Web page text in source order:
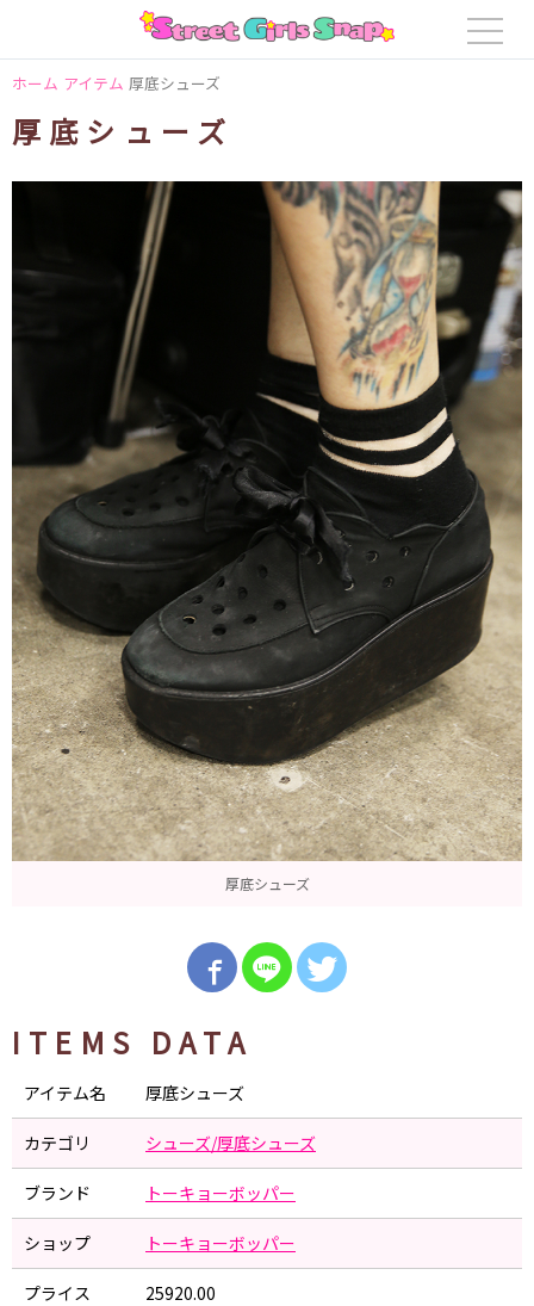
ホーム アイテム 厚底シューズ
厚底シューズ
厚底シューズ
ITEMS DATA
アイテム名 厚底シューズ
カテゴリ シューズ/厚底シューズ
ブランド トーキョーボッパー
ショップ トーキョーボッパー
プライス 25920.00